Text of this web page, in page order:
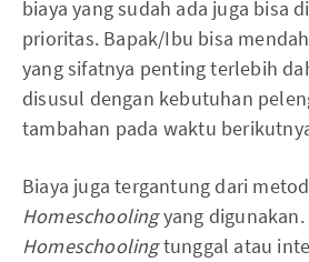
biaya yang sudah ada juga bisa
prioritas. Bapak/Ibu bisa
yang sifatnya penting terlebih
disusul dengan kebutuhan
tambahan pada waktu
Biaya juga tergantung dari
Homeschoolingyang digunakan.
Homeschoolingtunggal atau